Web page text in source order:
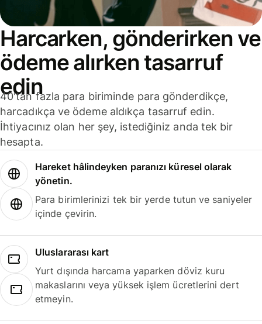
Harcarken, gönderirken ve
ödeme alırken tasarruf
edin
40'tan fazla para biriminde para gönderdikçe,
harcadıkça ve ödeme aldıkça tasarruf edin.
İhtiyacınız olan her şey, istediğiniz anda tek bir
hesapta.
Hareket hâlindeyken paranızı küresel olarak
yönetin.
Para birimlerinizi tek bir yerde tutun ve saniyeler
içinde çevirin.
Uluslararası kart
Yurt dışında harcama yaparken döviz kuru
makaslarını veya yüksek işlem ücretlerini dert
etmeyin.